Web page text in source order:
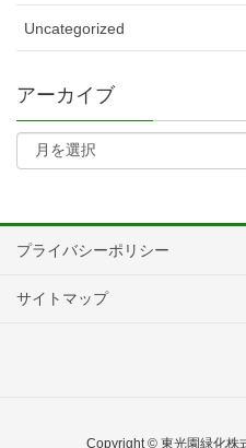
Uncategorized
アーカイブ
プライバシーポリシー
サイトマップ
Copyright © 東光園緑化株